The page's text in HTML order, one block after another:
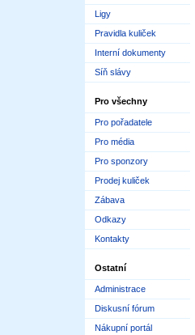
Ligy
Pravidla kuliček
Interní dokumenty
Síň slávy
Pro všechny
Pro pořadatele
Pro média
Pro sponzory
Prodej kuliček
Zábava
Odkazy
Kontakty
Ostatní
Administrace
Diskusní fórum
Nákupní portál